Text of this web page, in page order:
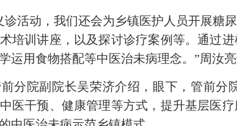
动，我们还会为乡镇医护人员开展糖
培训讲座，以及探讨诊疗案例等。通过
运用食物搭配等中医治未病理念。”周汝亮
院副院长吴荣济介绍，眼下，管前分
医干预、健康管理等方式，提升基层医